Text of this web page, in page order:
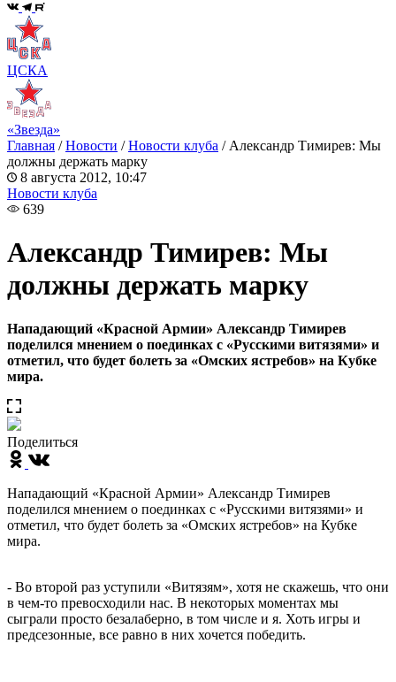
ЦСКА
«Звезда»
Главная /Новости /Новости клуба / Александр Тимирев: Мы
должны держать марку
8 августа 2012, 10:47
Новости клуба
639
Александр Тимирев: Мы
должны держать марку
Нападающий «Красной Армии» Александр Тимирев
поделился мнением о поединках с «Русскими витязями» и
отметил, что будет болеть за «Омских ястребов» на Кубке
мира.
Поделиться
Нападающий «Красной Армии» Александр Тимирев
поделился мнением о поединках с «Русскими витязями» и
отметил, что будет болеть за «Омских ястребов» на Кубке
мира.
- Во второй раз уступили «Витязям», хотя не скажешь, что они
в чем-то превосходили нас. В некоторых моментах мы
сыграли просто безалаберно, в том числе и я. Хоть игры и
предсезонные, все равно в них хочется победить.